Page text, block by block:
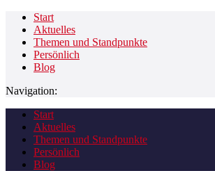
Start
Aktuelles
Themen und Standpunkte
Persönlich
Blog
Navigation:
Start
Aktuelles
Themen und Standpunkte
Persönlich
Blog